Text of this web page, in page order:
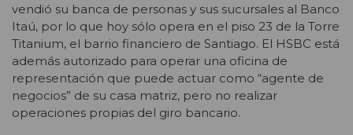
vendió su banca de personas y sus sucursales al Banco
Itaú, por lo que hoy sólo opera en el piso 23 de la Torre
Titanium, el barrio financiero de Santiago. El HSBC está
además autorizado para operar una oficina de
representación que puede actuar como “agente de
negocios” de su casa matriz, pero no realizar
operaciones propias del giro bancario.